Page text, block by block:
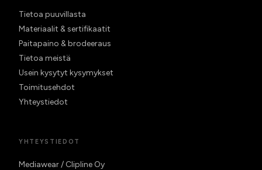
Tietoa puuvillasta
Materiaalit & sertifikaatit
Paitapaino & brodeeraus
Tietoa meistä
Usein kysytyt kysymykset
Toimitusehdot
Yhteystiedot
YHTEYSTIEDOT
Mediawear / Clipline Oy